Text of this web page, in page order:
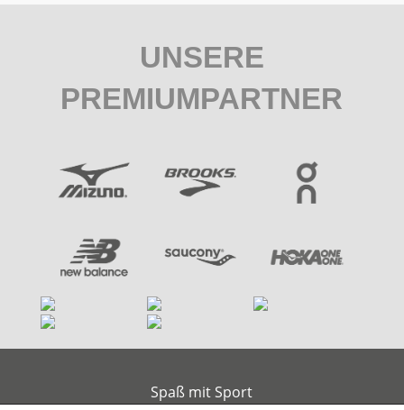
UNSERE
PREMIUMPARTNER
Spaß mit Sport